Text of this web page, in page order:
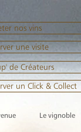
nos vins
une visite
de Créateurs
un Click & Collect
Le vignoble